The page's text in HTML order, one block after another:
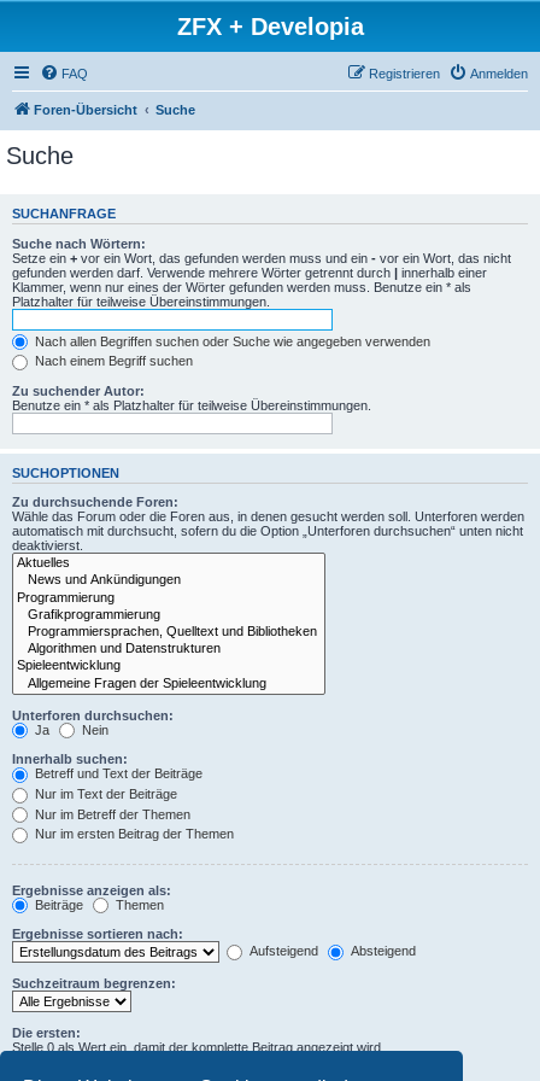
ZFX + Developia
FAQ Anmelden
Registrieren
Foren-Übersicht Suche
Suche
SUCHANFRAGE
Suche nach Wörtern:
Setze ein + vor ein Wort, das gefunden werden muss und ein - vor ein Wort, das nicht
gefunden werden darf. Verwende mehrere Wörter getrennt durch | innerhalb einer
Klammer, wenn nur eines der Wörter gefunden werden muss. Benutze ein * als
Platzhalter für teilweise Übereinstimmungen.
Nach allen Begriffen suchen oder Suche wie angegeben verwenden
Nach einem Begriff suchen
Zu suchender Autor:
Benutze ein * als Platzhalter für teilweise Übereinstimmungen.
SUCHOPTIONEN
Zu durchsuchende Foren:
Wähle das Forum oder die Foren aus, in denen gesucht werden soll. Unterforen werden
automatisch mit durchsucht, sofern du die Option „Unterforen durchsuchen“ unten nicht
deaktivierst.
Unterforen durchsuchen:
Ja
Nein
Innerhalb suchen:
Betreff und Text der Beiträge
Nur im Text der Beiträge
Nur im Betreff der Themen
Nur im ersten Beitrag der Themen
Ergebnisse anzeigen als:
Beiträge
Themen
Ergebnisse sortieren nach:
Aufsteigend
Absteigend
Suchzeitraum begrenzen:
Die ersten:
Stelle 0 als Wert ein, damit der komplette Beitrag angezeigt wird.